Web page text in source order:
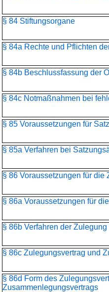
§ 84 Stiftungsorgane
§ 84a Rechte und Pflichten
§ 84b Beschlussfassung der
§ 84c Notmaßnahmen bei
§ 85 Voraussetzungen für
§ 85a Verfahren bei
§ 86 Voraussetzungen für die
§ 86a Voraussetzungen für
§ 86b Verfahren der
§ 86c Zulegungsvertrag und
§ 86d Form des
Zusammenlegungsvertrags